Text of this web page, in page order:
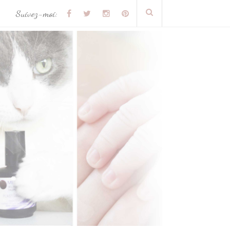
Suivez-moi: